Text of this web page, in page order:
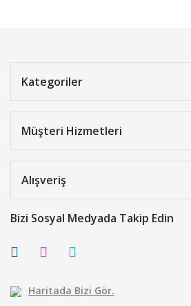
Kategoriler
Müşteri Hizmetleri
Alışveriş
Bizi Sosyal Medyada Takip Edin
Haritada Bizi Gör.